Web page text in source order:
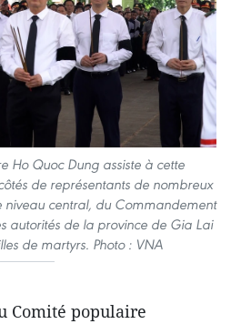
Ho Quoc Dung assiste à cette
de représentants de nombreux
niveau central, du Commandement
autorités de la province de Gia Lai
de martyrs. Photo : VNA
Comité populaire